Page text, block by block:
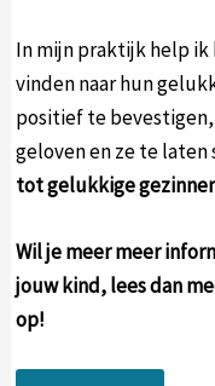
In mijn praktijk help
vinden naar hun
positief te
geloven en ze te laten
tot gelukkige
Wil je meer meer
jouw kind, lees dan
op!